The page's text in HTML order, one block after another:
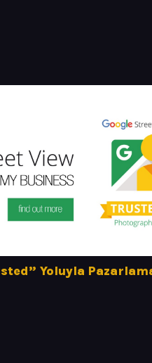
Yoluyla